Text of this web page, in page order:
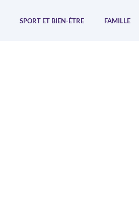
SPORT ET BIEN-ÊTRE FAMILLE